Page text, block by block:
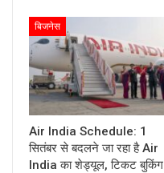
बिजनेस
Air India Schedule: 1
सितंबर से बदलने जा रहा है Air
India का शेड्यूल, टिकट बुकिंग